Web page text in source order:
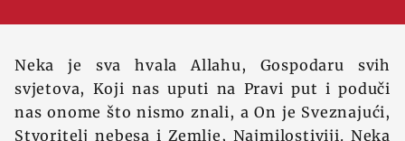
Neka je sva hvala Allahu, Gospodaru svih
svjetova, Koji nas uputi na Pravi put i poduči
nas onome što nismo znali, a On je Sveznajući,
Stvoritelj nebesa i Zemlje, Najmilostiviji. Neka